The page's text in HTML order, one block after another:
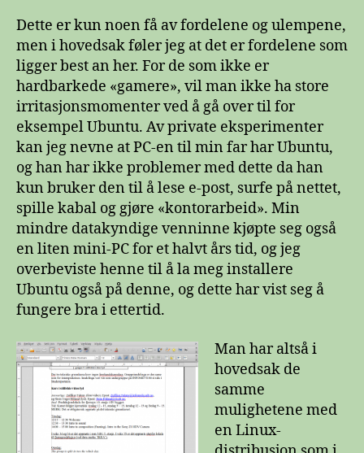
Dette er kun noen få av fordelene og ulempene,
men i hovedsak føler jeg at det er fordelene som
ligger best an her. For de som ikke er
hardbarkede «gamere», vil man ikke ha store
irritasjonsmomenter ved å gå over til for
eksempel Ubuntu. Av private eksperimenter
kan jeg nevne at PC-en til min far har Ubuntu,
og han har ikke problemer med dette da han
kun bruker den til å lese e-post, surfe på nettet,
spille kabal og gjøre «kontorarbeid». Min
mindre datakyndige venninne kjøpte seg også
en liten mini-PC for et halvt års tid, og jeg
overbeviste henne til å la meg installere
Ubuntu også på denne, og dette har vist seg å
fungere bra i ettertid.
Man har altså i
hovedsak de
samme
mulighetene med
en Linux-